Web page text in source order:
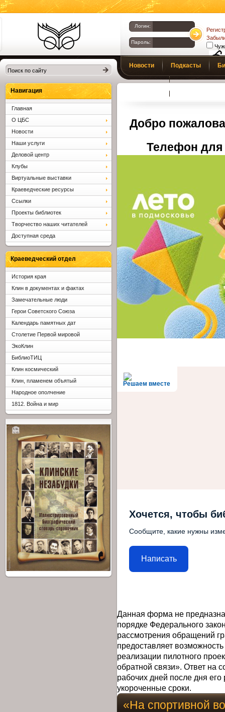
Библиотеки
Клина. Клинская
ЦБС.
Логин:
Пароль:
Новости Подкасты
Добро
Телефон для
Решаем вместе
Хочется, чтобы
Сообщите, какие нужны
Написать
Данная форма не
порядке Федерального
рассмотрения обращений
предоставляет
реализации пилотного
обратной связи». Ответ на
рабочих дней после дня
укороченные сроки.
«На спортивной
Навигация
Главная
О ЦБС
Новости
Наши услуги
Деловой центр
Клубы
Виртуальные выставки
Краеведческие ресурсы
Ссылки
Проекты библиотек
Творчество наших читателей
Доступная среда
Краеведческий отдел
История края
Клин в документах и фактах
Замечательные люди
Герои Советского Союза
Календарь памятных дат
Столетие Первой мировой
ЭкоКлин
БиблиоТИЦ
Клин космический
Клин, пламенем объятый
Народное ополчение
1812. Война и мир